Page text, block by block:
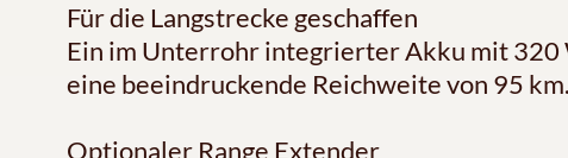
Für die Langstrecke geschaffen
Ein im Unterrohr integrierter Akku mit 320
eine beeindruckende Reichweite von 95 km.
Optionaler Range Extender